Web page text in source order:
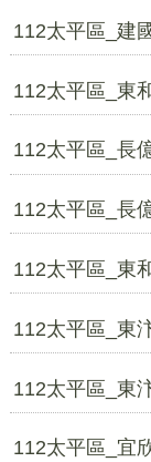
112太平區_建
112太平區_東
112太平區_長
112太平區_長
112太平區_東
112太平區_東
112太平區_東
112太平區_宜